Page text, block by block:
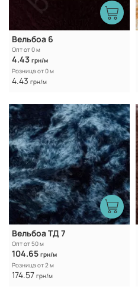
Вельбоа 6
Опт от 0 м
4.43 грн/м
Розница от 0 м
4.43 грн/м
Вельбоа ТД 7
Опт от 50 м
104.65 грн/м
Розница от 2 м
174.57 грн/м